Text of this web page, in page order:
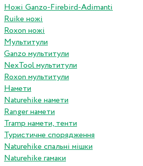
Ножі Ganzo-Firebird-Adimanti
Ruike ножі
Roxon ножi
Мультитули
Ganzo мультитули
NexTool мультитули
Roxon мультитули
Намети
Naturehike намети
Ranger намети
Tramp намети, тенти
Туристичне спорядження
Naturehike спальні мішки
Naturehike гамаки